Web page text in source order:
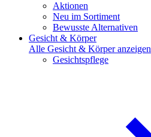
Aktionen
Neu im Sortiment
Bewusste Alternativen
Gesicht & Körper
Alle Gesicht & Körper anzeigen
Gesichtspflege